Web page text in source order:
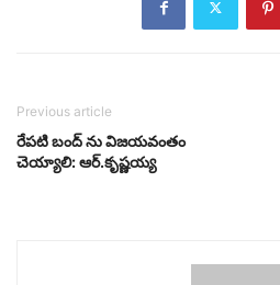
Previous article
రేపటి బంద్ ను విజయవంతం
చెయ్యాలి: ఆర్.కృష్ణయ్య